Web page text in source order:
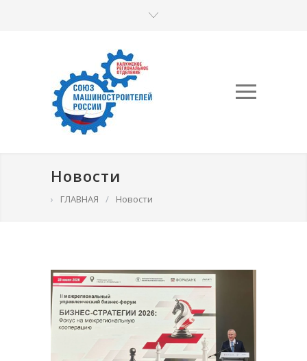
Новости
› ГЛАВНАЯ / Новости